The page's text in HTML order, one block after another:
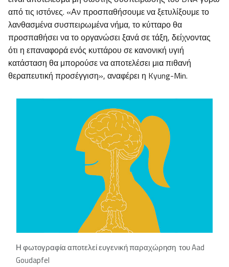
από τις ιστόνες. «Αν προσπαθήσουμε να ξετυλίξουμε το
λανθασμένα συσπειρωμένα νήμα, το κύτταρο θα
προσπαθήσει να το οργανώσει ξανά σε τάξη, δείχνοντας
ότι η επαναφορά ενός κυττάρου σε κανονική υγιή
κατάσταση θα μπορούσε να αποτελέσει μια πιθανή
θεραπευτική προσέγγιση», αναφέρει η Kyung-Min.
Η φωτογραφία αποτελεί ευγενική παραχώρηση του Aad
Goudapfel